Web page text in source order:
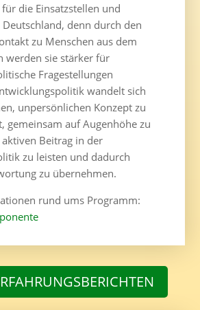
die Einsatzstellen und
denn durch den
zu Menschen aus dem
werden sie stärker für
Fragestellungen
wandelt sich
unpersönlichen Konzept zu
gemeinsam auf Augenhöhe zu
Beitrag in der
zu leisten und dadurch
zu übernehmen.
rund ums Programm: